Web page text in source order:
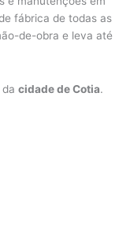
fábrica de todas as
de-obra e leva até
dacidade de Cotia.